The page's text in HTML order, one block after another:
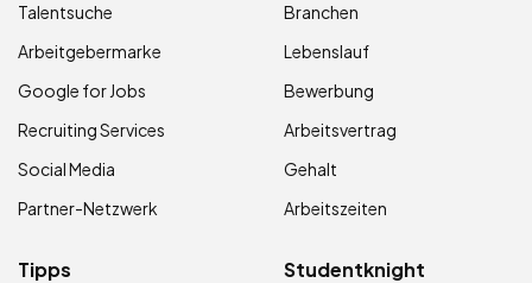
Talentsuche
Arbeitgebermarke
Google for Jobs
Recruiting Services
Social Media
Partner-Netzwerk
Branchen
Lebenslauf
Bewerbung
Arbeitsvertrag
Gehalt
Arbeitszeiten
Tipps Studentknight